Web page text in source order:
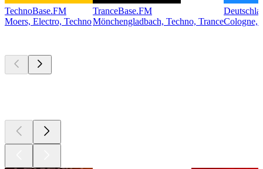
TechnoBase.FM
Moers, Electro, Techno
TranceBase.FM
Mönchengladbach, Techno, TranceCologne,